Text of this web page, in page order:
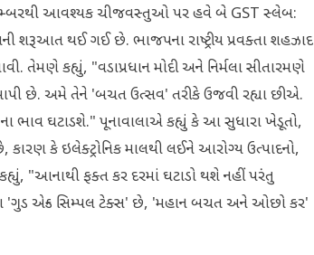
આવશ્યક ચીજવસ્તુઓ પર હવે બે GST સ્લેબ:
શરૂઆત થઈ ગઈ છે. ભાજપના રાષ્ટ્રીય પ્રવક્તા શહઝાદ
તેમણે કહ્યું, "વડાપ્રધાન મોદી અને નિર્મલા સીતારમણે
આપી છે. અમે તેને 'બચત ઉત્સવ' તરીકે ઉજવી રહ્યા છીએ.
ભાવ ઘટાડશે." પૂનાવાલાએ કહ્યું કે આ સુધારા ખેડૂતો,
કારણ કે ઇલેક્ટ્રોનિક માલથી લઈને આરોગ્ય ઉત્પાદનો,
"આનાથી ફક્ત કર દરમાં ઘટાડો થશે નહીં પરંતુ
એન્ડ સિમ્પલ ટેક્સ' છે, 'મહાન બચત અને ઓછો કર'